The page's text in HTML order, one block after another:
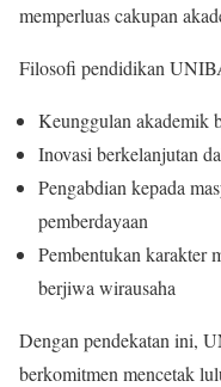
memperluas cakupan
Filosofi pendidikan
Keunggulan akademik
Inovasi berkelanjutan
Pengabdian kepada
pemberdayaan
Pembentukan karakter
berjiwa wirausaha
Dengan pendekatan ini,
berkomitmen mencetak